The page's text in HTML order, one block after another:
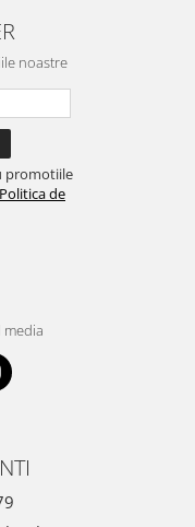
noastre
promotiile
Politica de
media